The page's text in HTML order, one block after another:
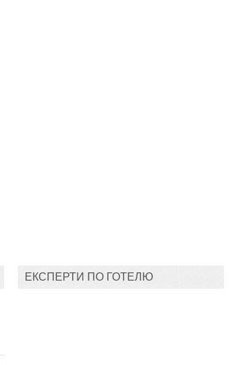
ЕКСПЕРТИ ПО ГОТЕЛЮ